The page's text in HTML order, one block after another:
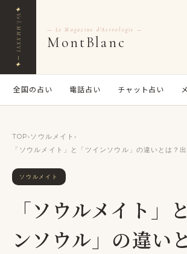
✦
Vol.MMXXVI ─
✦
— Le Magazine d'Astrologie —
MontBlanc
全国の占い 電話占い チャット占い
TOP›ソウルメイト›
「ソウルメイト」と「ツインソウル」の違いとは？
ソウルメイト
「ソウルメイト」
ンソウル」の違い